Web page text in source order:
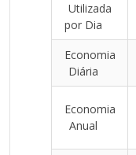
Utilizada
por Dia
Economia
Diária
Economia
Anual